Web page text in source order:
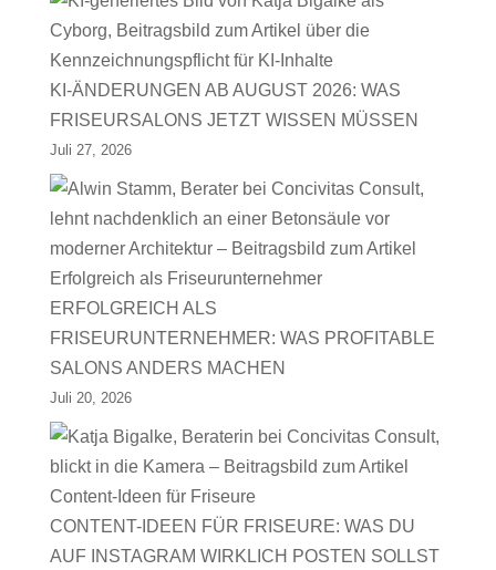
KI-ÄNDERUNGEN AB AUGUST 2026: WAS
FRISEURSALONS JETZT WISSEN MÜSSEN
Juli 27, 2026
ERFOLGREICH ALS
FRISEURUNTERNEHMER: WAS PROFITABLE
SALONS ANDERS MACHEN
Juli 20, 2026
CONTENT-IDEEN FÜR FRISEURE: WAS DU
AUF INSTAGRAM WIRKLICH POSTEN SOLLST